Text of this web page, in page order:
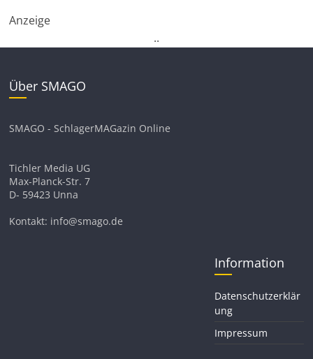
Anzeige
..
Über SMAGO
SMAGO - SchlagerMAGazin Online
Tichler Media UG
Max-Planck-Str. 7
D- 59423 Unna
Kontakt: info@smago.de
Information
Datenschutzerklär
ung
Impressum